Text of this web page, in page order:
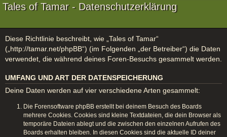
Tales of Tamar - Datenschutzerklärung
Diese Richtlinie beschreibt, wie „Tales of Tamar“
(„http://tamar.net/phpBB“) (im Folgenden „der Betreiber“) die Daten
verwendet, die während deines Foren-Besuchs gesammelt werden.
UMFANG UND ART DER DATENSPEICHERUNG
Deine Daten werden auf vier verschiedene Arten gesammelt:
Die Forensoftware phpBB erstellt bei deinem Besuch des Boards
mehrere Cookies. Cookies sind kleine Textdateien, die dein Browser als
temporäre Dateien ablegt und die zwischen den einzelnen Aufrufen des
Boards erhalten bleiben. In diesen Cookies sind die aktuelle ID deiner